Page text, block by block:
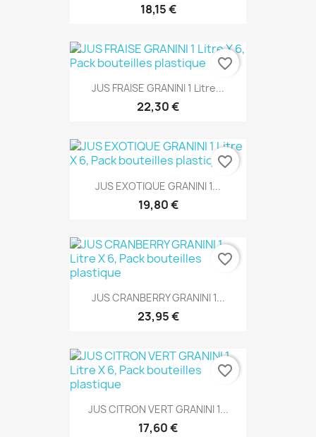
18,15 €
JUS FRAISE GRANINI 1 Litre...
22,30 €
favorite_border
JUS EXOTIQUE GRANINI 1...
19,80 €
favorite_border
JUS CRANBERRY GRANINI 1...
23,95 €
favorite_border
JUS CITRON VERT GRANINI 1...
17,60 €
favorite_border